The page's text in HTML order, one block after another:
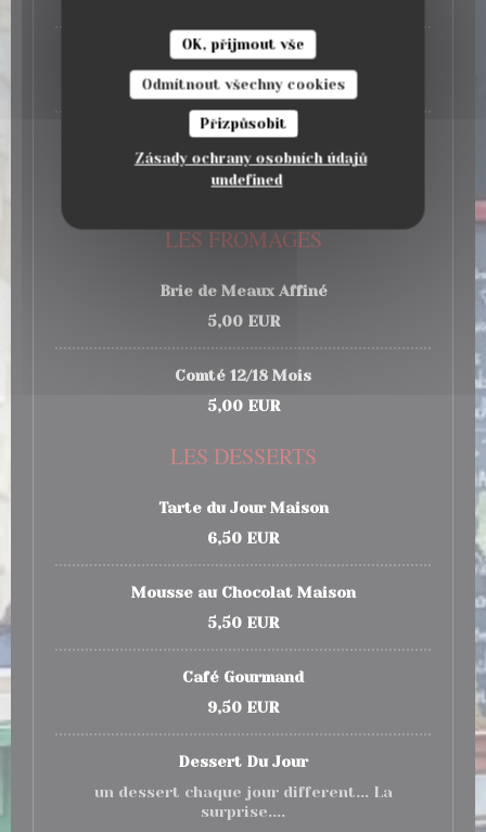
OK, přijmout vše
Odmítnout všechny cookies
Přizpůsobit
Zásady ochrany osobních údajů
undefined
Fish and Chips de Cabillaud
16,50 EUR
Cassolette d'Andouillette AAAAA sauce
Moutarde
18,50 EUR
LES FROMAGES
Brie de Meaux Affiné
5,00 EUR
Comté 12/18 Mois
5,00 EUR
LES DESSERTS
Tarte du Jour Maison
6,50 EUR
Mousse au Chocolat Maison
5,50 EUR
Café Gourmand
9,50 EUR
Dessert Du Jour
un dessert chaque jour different... La
surprise....
Au Bistro